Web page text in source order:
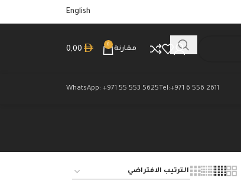
English
مقارنة
0
0,00
Tel:+971 6 556 2611
WhatsApp: +971 55 553 5625